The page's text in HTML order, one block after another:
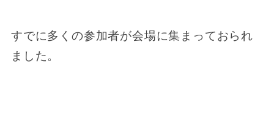
すでに多くの参加者が会場に集まっておられ
ました。